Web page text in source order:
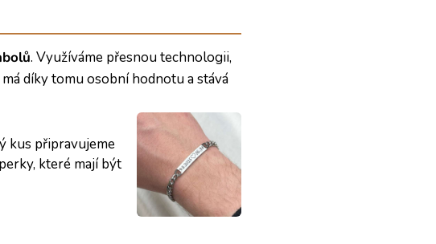
. Využíváme přesnou technologii,
díky tomu osobní hodnotu a stává
kus připravujeme
které mají být